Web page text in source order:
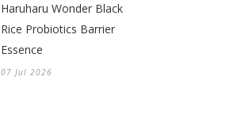
Haruharu Wonder Black
Rice Probiotics Barrier
Essence
07 Jul 2026